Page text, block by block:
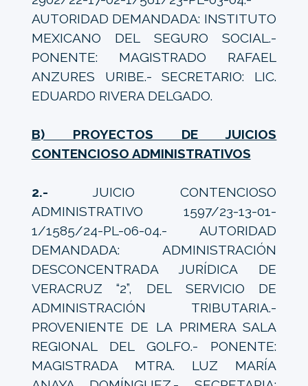
AUTORIDAD DEMANDADA: INSTITUTO
MEXICANO DEL SEGURO SOCIAL.-
PONENTE: MAGISTRADO RAFAEL
ANZURES URIBE.- SECRETARIO: LIC.
EDUARDO RIVERA DELGADO.
B) PROYECTOS DE JUICIOS
CONTENCIOSO ADMINISTRATIVOS
2.- JUICIO CONTENCIOSO
ADMINISTRATIVO 1597/23-13-01-
1/1585/24-PL-06-04.- AUTORIDAD
DEMANDADA: ADMINISTRACIÓN
DESCONCENTRADA JURÍDICA DE
VERACRUZ “2”, DEL SERVICIO DE
ADMINISTRACIÓN TRIBUTARIA.-
PROVENIENTE DE LA PRIMERA SALA
REGIONAL DEL GOLFO.- PONENTE:
MAGISTRADA MTRA. LUZ MARÍA